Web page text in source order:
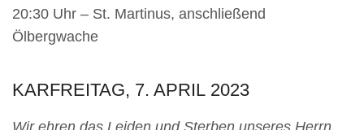
20:30 Uhr – St. Martinus, anschließend
Ölbergwache
KARFREITAG, 7. APRIL 2023
Wir ehren das Leiden und Sterben unseres Herrn.